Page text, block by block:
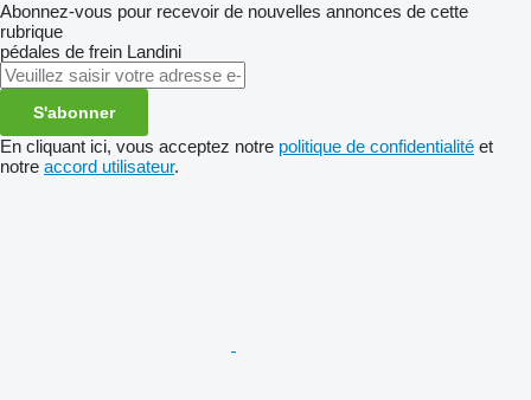
Abonnez-vous pour recevoir de nouvelles annonces de cette
rubrique
pédales de frein Landini
S'abonner
En cliquant ici, vous acceptez notre politique de confidentialité et
notre accord utilisateur.